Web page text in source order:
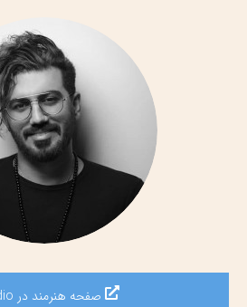
صفحه هنرمند در IM Radio